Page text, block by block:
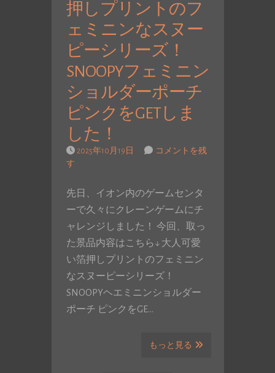
押しプリントのフ
ェミニンなスヌー
ピーシリーズ！
SNOOPYフェミニン
ショルダーポーチ
ピンクをGETしま
した！
2025年10月19日
コメントを残
す
先日、イオン内のゲームセンタ
ーで久々にクレーンゲームにチ
ャレンジしました！ 今回、取っ
た景品内容はこちら↓ 大人可愛
い箔押しプリントのフェミニン
なスヌーピーシリーズ！
SNOOPYヘエミニンショルダー
ポーチ ピンクをGE…
もっと見る